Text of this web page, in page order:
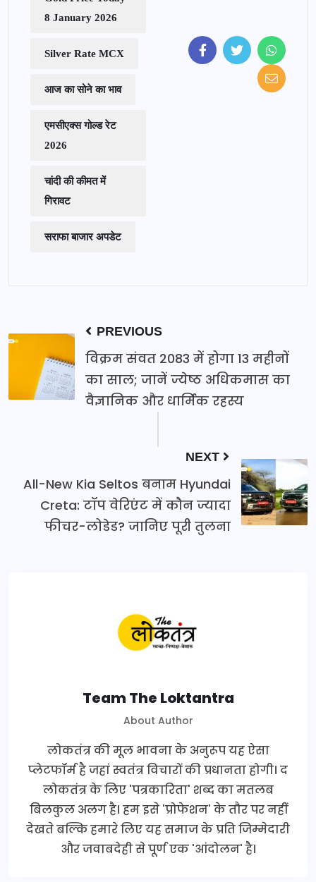
8 January 2026
Silver Rate MCX
आज का सोने का भाव
एमसीएक्स गोल्ड रेट
2026
चांदी की कीमत में
गिरावट
सराफा बाजार अपडेट
PREVIOUS
विक्रम संवत 2083 में होगा 13 महीनों
का साल; जानें ज्येष्ठ अधिकमास का
वैज्ञानिक और धार्मिक रहस्य
NEXT
All-New Kia Seltos बनाम Hyundai
Creta: टॉप वेरिएंट में कौन ज्यादा
फीचर-लोडेड? जानिए पूरी तुलना
Team The Loktantra
About Author
लोकतंत्र की मूल भावना के अनुरूप यह ऐसा
प्लेटफॉर्म है जहां स्वतंत्र विचारों की प्रधानता होगी। द
लोकतंत्र के लिए 'पत्रकारिता' शब्द का मतलब
बिलकुल अलग है। हम इसे 'प्रोफेशन' के तौर पर नहीं
देखते बल्कि हमारे लिए यह समाज के प्रति जिम्मेदारी
और जवाबदेही से पूर्ण एक 'आंदोलन' है।